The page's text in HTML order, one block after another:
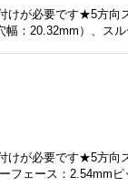
が必要です★5方向
幅：20.32mm）、ス
が必要です★5方向
フェース：2.54mm